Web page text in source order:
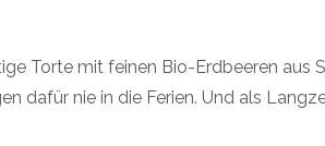
Torte mit feinen Bio-Erdbeeren aus
dafür nie in die Ferien. Und als